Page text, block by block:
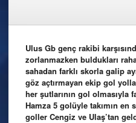
Ulus Gb genç rakibi
zorlanmazken buldukları
sahadan farklı skorla galip
göz açtırmayan ekip gol
her şutlarının gol olmasıyla
Hamza 5 golüyle takımın
goller Cengiz ve Ulaş’tan